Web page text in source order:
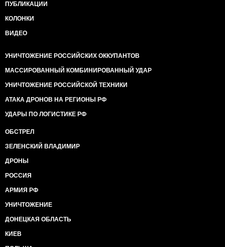
ПУБЛИКАЦИИ
КОЛОНКИ
ВИДЕО
УНИЧТОЖЕНИЕ РОССИЙСКИХ ОККУПАНТОВ
МАССИРОВАННЫЙ КОМБИНИРОВАННЫЙ УДАР
УНИЧТОЖЕНИЕ РОССИЙСКОЙ ТЕХНИКИ
АТАКА ДРОНОВ НА РЕГИОНЫ РФ
УДАРЫ ПО ЛОГИСТИКЕ РФ
ОБСТРЕЛ
ЗЕЛЕНСКИЙ ВЛАДИМИР
ДРОНЫ
РОССИЯ
АРМИЯ РФ
УНИЧТОЖЕНИЕ
ДОНЕЦКАЯ ОБЛАСТЬ
КИЕВ